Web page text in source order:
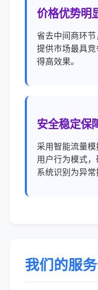
价格优势明
省去中间商环节
提供市场最具
得高效果。
安全稳定保
采用智能流量
用户行为模式
系统识别为异常
我们的服